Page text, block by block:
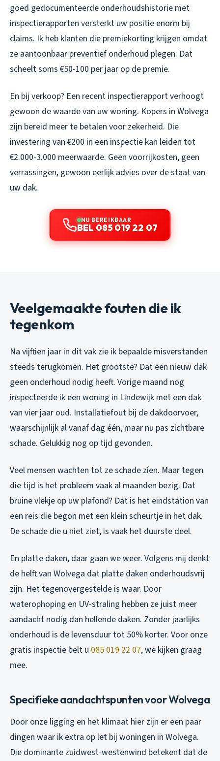
goed gedocumenteerde onderhoudshistorie met
inspectierapporten versterkt uw positie enorm bij
claims. Ik heb klanten die premiekorting krijgen omdat
ze aantoonbaar preventief onderhoud plegen. Dat
scheelt soms €50-100 per jaar op de premie.
En bij verkoop? Een recent inspectierapport verhoogt
gewoon de waarde van uw woning. Kopers in Wolvega
zijn bereid meer te betalen voor zekerheid. Die
investering van €200 in een inspectie kan leiden tot
€2.000-3.000 meerwaarde. Geen voorrijkosten, geen
verrassingen, gewoon eerlijk advies over de staat van
uw dak.
NU BEREIKBAAR
BEL 085 019 22 07
Veelgemaakte fouten die ik
tegenkom
Na vijftien jaar in dit vak zie ik bepaalde misverstanden
steeds terugkomen. Het grootste? Dat een nieuw dak
geen onderhoud nodig heeft. Vorige maand nog
inspecteerde ik een woning in Lindewijk met een dak
van vier jaar oud. Installatiefout bij de dakdoorvoer,
waarschijnlijk al vanaf dag één, maar nu pas zichtbare
schade. Gelukkig nog op tijd gevonden.
Veel mensen wachten tot ze schade zíen. Maar tegen
die tijd is het probleem vaak al maanden bezig. Dat
bruine vlekje op uw plafond? Dat is het eindstation van
een reis die begon met een klein scheurtje in het dak.
De schade die u niet ziet, is vaak het duurste deel.
En platte daken, daar gaan we weer. Volgens mij denkt
de helft van Wolvega dat platte daken onderhoudsvrij
zijn. Het tegenovergestelde is waar. Door
waterophoping en UV-straling hebben ze juist meer
aandacht nodig dan hellende daken. Zonder jaarlijks
onderhoud is de levensduur tot 50% korter. Voor onze
gratis inspectie belt u 085 019 22 07, we kijken graag
mee.
Specifieke aandachtspunten voor Wolvega
Door onze ligging en het klimaat hier zijn er een paar
dingen waar ik extra op let bij woningen in Wolvega.
Die dominante zuidwest-westenwind betekent dat de